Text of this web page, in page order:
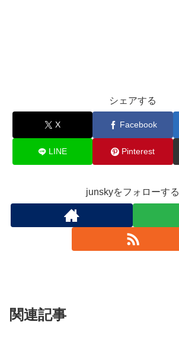
シェアする
X Facebook
LINE Pinterest
junskyをフォローする
関連記事